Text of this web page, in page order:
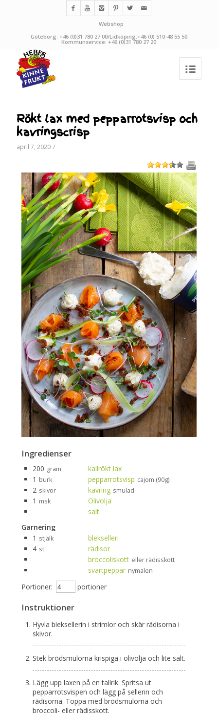
Webshop
Göteborg: +46 (0)31 780 27 00/Lidköping:+46 (0) 510-48 55 50
Kommunservice: +46 (0)31 780 27 20
Rökt lax med pepparrotsvisp och
kavringscrisp
april 7, 2020 /
1 2 3 4 5
Ingredienser
200 gram
kallrökt lax
1 burk pepparrotsvisp cajom (90g)
2 skivor kavring smulad
1 msk
Olivolja
salt
Garnering
1 stjälk
blekselleri
4 st
rädisor
broccoliskott eller rädisskott
svartpeppar nymalen
Portioner: portioner
Instruktioner
Hyvla bleksellerin i strimlor och skär rädisorna i
skivor.
Stek brödsmulorna krispiga i olivolja och lite salt.
Lägg upp laxen på en tallrik. Spritsa ut
pepparrotsvispen och lägg på sellerin och
rädisorna. Toppa med brödsmulorna och
broccoli- eller rädisskott.